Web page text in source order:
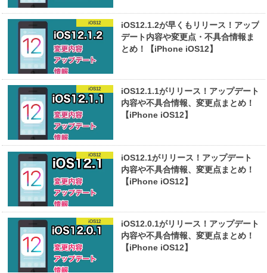
iOS12
iOS12.1.2が早くもリリース！アップ
デート内容や変更点・不具合情報ま
とめ！【iPhone iOS12】
iOS12
iOS12.1.1がリリース！アップデート
内容や不具合情報、変更点まとめ！
【iPhone iOS12】
iOS12
iOS12.1がリリース！アップデート
内容や不具合情報、変更点まとめ！
【iPhone iOS12】
iOS12
iOS12.0.1がリリース！アップデート
内容や不具合情報、変更点まとめ！
【iPhone iOS12】